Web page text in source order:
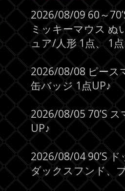
2026/08/09 60～
ミッキーマウス ぬ
ュア/人形 1点、 1
2026/08/08 ピース
缶バッジ 1点UP♪
2026/08/05 70’S
UP♪
2026/08/04 90’S
ダックスフンド、